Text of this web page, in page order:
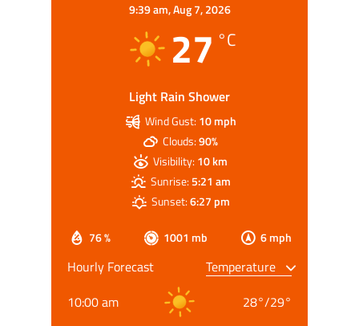
9:39 am,Aug 7, 2026
27 °C
Light Rain Shower
76 % 1001 mb 6 mph
Wind Gust: 10 mph
Clouds:90%
Visibility:10 km
Sunrise:5:21 am
Sunset:6:27 pm
Hourly Forecast
10:00 am
28°/29°